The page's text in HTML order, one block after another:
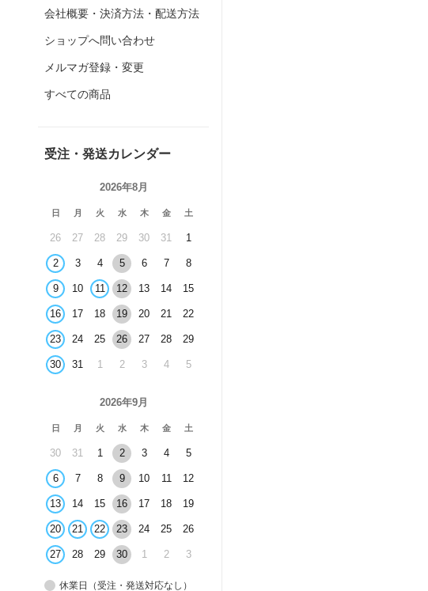
会社概要・決済方法・配送方法
ショップへ問い合わせ
メルマガ登録・変更
すべての商品
受注・発送カレンダー
2026年8月
日 月 火 水 木 金 土
26 27 28 29 30 31 1
2 3 4 5 6 7 8
9 10 11 12 13 14 15
16 17 18 19 20 21 22
23 24 25 26 27 28 29
30 31 1 2 3 4 5
2026年9月
日 月 火 水 木 金 土
30 31 1 2 3 4 5
6 7 8 9 10 11 12
13 14 15 16 17 18 19
20 21 22 23 24 25 26
27 28 29 30 1 2 3
休業日（受注・発送対応なし）